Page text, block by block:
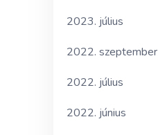
2023. július
2022. szeptember
2022. július
2022. június